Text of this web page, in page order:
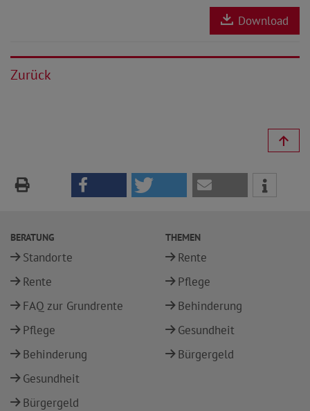
Download
Zurück
BERATUNG
Standorte
Rente
FAQ zur Grundrente
Pflege
Behinderung
Gesundheit
Bürgergeld
THEMEN
Rente
Pflege
Behinderung
Gesundheit
Bürgergeld